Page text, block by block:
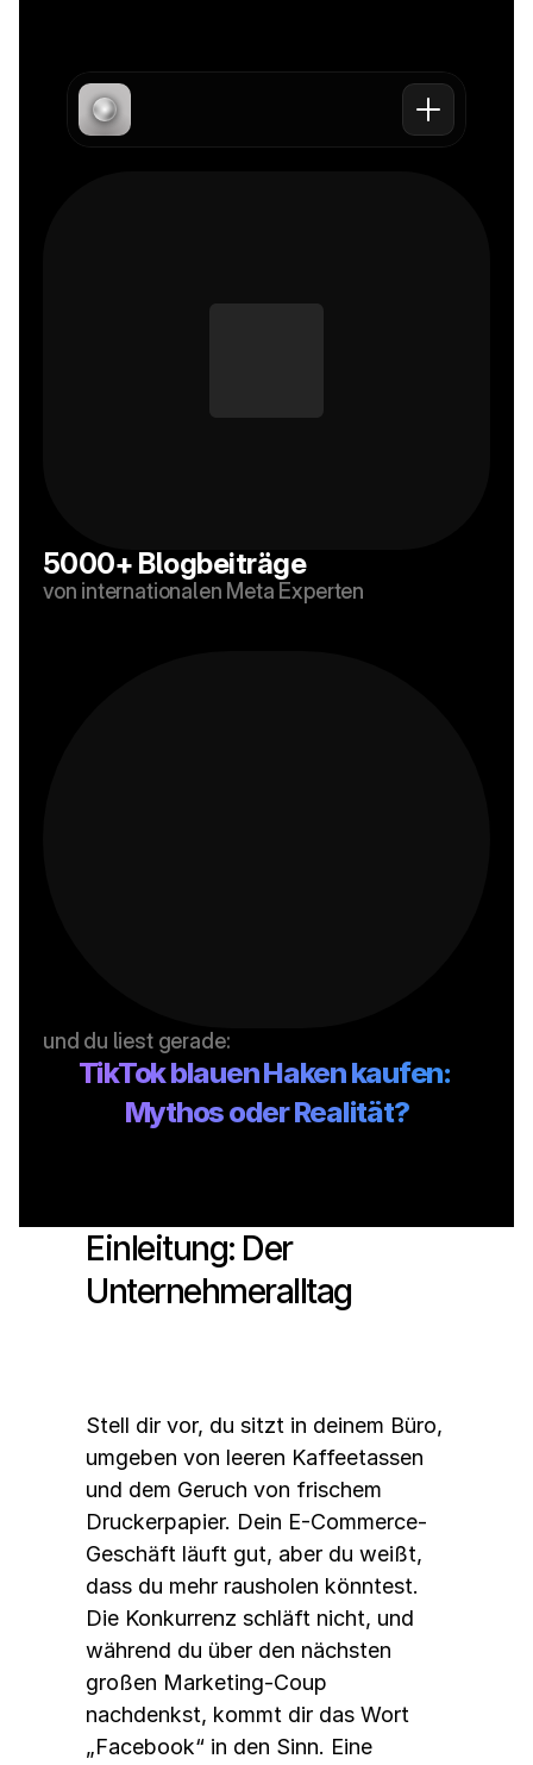
Werbekonto"
5000+ Blogbeiträge
von internationalen Meta Experten
und du liest gerade:
TikTok blauen Haken kaufen:
Mythos oder Realität?
Einleitung: Der
Unternehmeralltag
Stell dir vor, du sitzt in deinem Büro,
umgeben von leeren Kaffeetassen
und dem Geruch von frischem
Druckerpapier. Dein E-Commerce-
Geschäft läuft gut, aber du weißt,
dass du mehr rausholen könntest.
Die Konkurrenz schläft nicht, und
während du über den nächsten
großen Marketing-Coup
nachdenkst, kommt dir das Wort
„Facebook“ in den Sinn. Eine